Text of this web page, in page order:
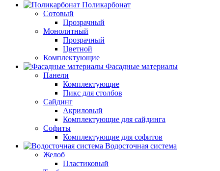
Поликарбонат
Сотовый
Прозрачный
Монолитный
Прозрачный
Цветной
Комплектующие
Фасадные материалы
Панели
Комплектующие
Пикс для столбов
Сайдинг
Акриловый
Комплектующие для сайдинга
Софиты
Комплектующие для софитов
Водосточная система
Желоб
Пластиковый